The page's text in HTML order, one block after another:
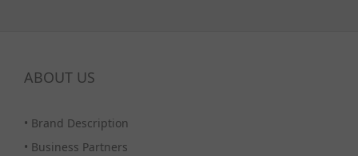
ABOUT US
• Brand Description
• Business Partners